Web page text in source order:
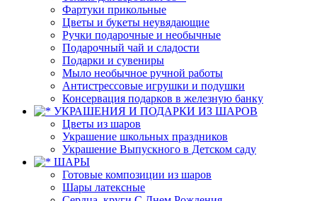
Фартуки прикольные
Цветы и букеты неувядающие
Ручки подарочные и необычные
Подарочный чай и сладости
Подарки и сувениры
Мыло необычное ручной работы
Антистрессовые игрушки и подушки
Консервация подарков в железную банку
УКРАШЕНИЯ И ПОДАРКИ ИЗ ШАРОВ
Цветы из шаров
Украшение школьных праздников
Украшение Выпускного в Детском саду
ШАРЫ
Готовые композиции из шаров
Шары латексные